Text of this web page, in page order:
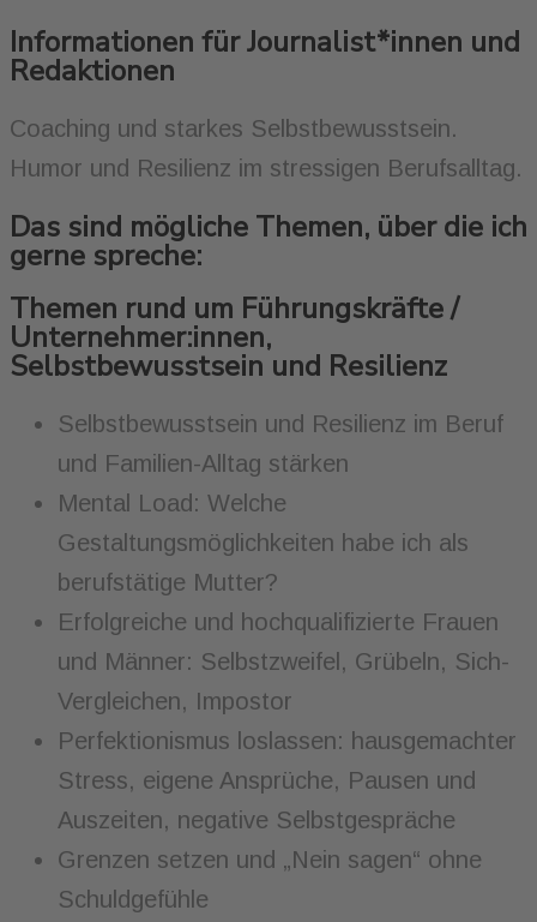
Informationen für Journalist*innen und
Redaktionen
Coaching und starkes Selbstbewusstsein.
Humor und Resilienz im stressigen Berufsalltag.
Das sind mögliche Themen, über die ich
gerne spreche:
Themen rund um Führungskräfte /
Unternehmer:innen,
Selbstbewusstsein und Resilienz
Selbstbewusstsein und Resilienz im Beruf
und Familien-Alltag stärken
Mental Load: Welche
Gestaltungsmöglichkeiten habe ich als
berufstätige Mutter?
Erfolgreiche und hochqualifizierte Frauen
und Männer: Selbstzweifel, Grübeln, Sich-
Vergleichen, Impostor
Perfektionismus loslassen: hausgemachter
Stress, eigene Ansprüche, Pausen und
Auszeiten, negative Selbstgespräche
Grenzen setzen und „Nein sagen“ ohne
Schuldgefühle